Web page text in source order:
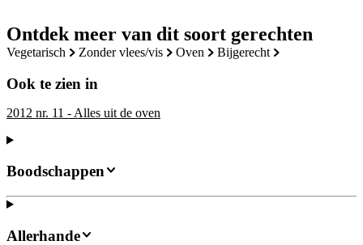
Ontdek meer van dit soort gerechten
vegetarisch zonder vlees/vis oven bijgerecht
Ook te zien in
2012 nr. 11 - Alles uit de oven
Boodschappen
Allerhande